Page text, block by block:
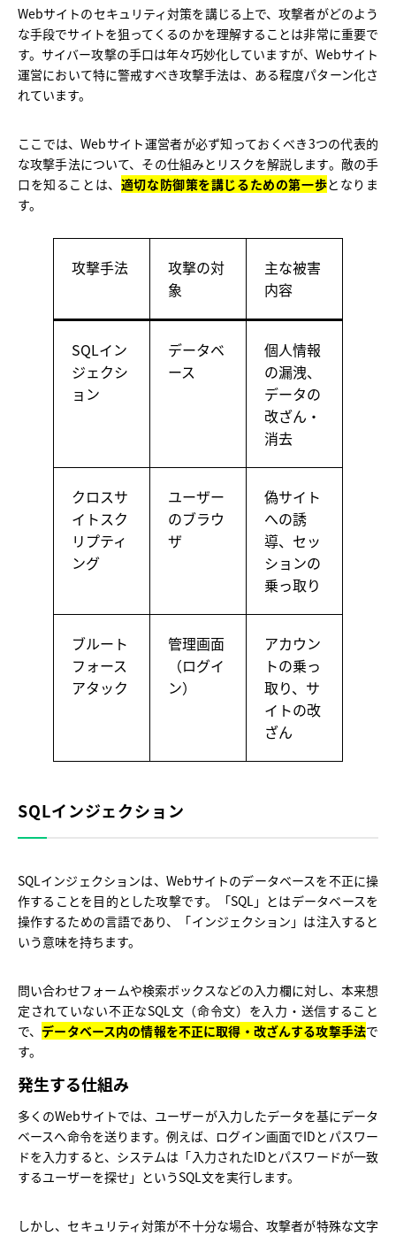
Webサイトのセキュリティ対策を講じる上で、攻撃者がどのよう
な手段でサイトを狙ってくるのかを理解することは非常に重要で
す。サイバー攻撃の手口は年々巧妙化していますが、Webサイト
運営において特に警戒すべき攻撃手法は、ある程度パターン化さ
れています。
ここでは、Webサイト運営者が必ず知っておくべき3つの代表的
な攻撃手法について、その仕組みとリスクを解説します。敵の手
口を知ることは、 適切な防御策を講じるための第一歩となりま
す。
攻撃手法
攻撃の対
象
主な被害
内容
SQLイン
ジェクシ
ョン
データベ
ース
個人情報
の漏洩、
データの
改ざん・
消去
クロスサ
イトスク
リプティ
ング
ユーザー
のブラウ
ザ
偽サイト
への誘
導、セッ
ションの
乗っ取り
ブルート
フォース
アタック
管理画面
（ログイ
ン）
アカウン
トの乗っ
取り、サ
イトの改
ざん
SQLインジェクション
SQLインジェクションは、Webサイトのデータベースを不正に操
作することを目的とした攻撃です。「SQL」とはデータベースを
操作するための言語であり、「インジェクション」は注入すると
いう意味を持ちます。
問い合わせフォームや検索ボックスなどの入力欄に対し、本来想
定されていない不正なSQL文（命令文）を入力・送信すること
で、 データベース内の情報を不正に取得・改ざんする攻撃手法で
す。
発生する仕組み
多くのWebサイトでは、ユーザーが入力したデータを基にデータ
ベースへ命令を送ります。例えば、ログイン画面でIDとパスワー
ドを入力すると、システムは「入力されたIDとパスワードが一致
するユーザーを探せ」というSQL文を実行します。
しかし、セキュリティ対策が不十分な場合、攻撃者が特殊な文字